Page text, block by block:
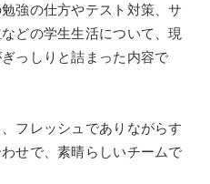
強の仕方やテスト対策、サ
どの学生生活について、現
っしりと詰まった内容で
フレッシュでありながらす
せで、素晴らしいチームで